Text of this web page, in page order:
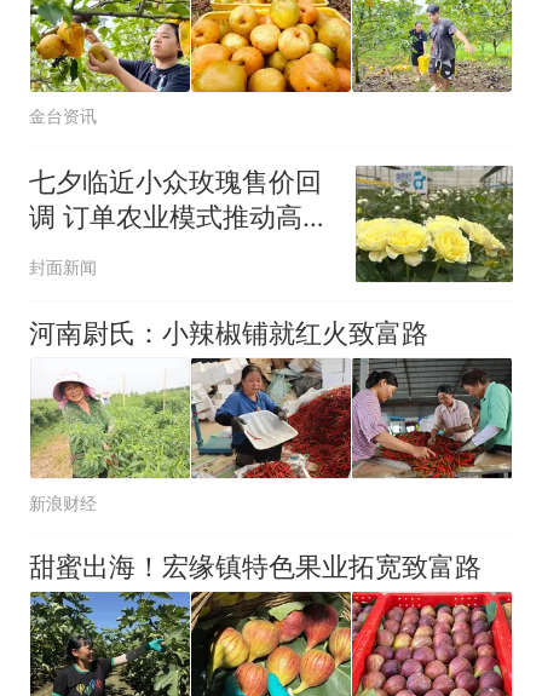
金台资讯
七夕临近小众玫瑰售价回
调 订单农业模式推动高端
鲜切花从“奢侈品”走向大
众化丨新消费观察
封面新闻
河南尉氏：小辣椒铺就红火致富路
新浪财经
甜蜜出海！宏缘镇特色果业拓宽致富路